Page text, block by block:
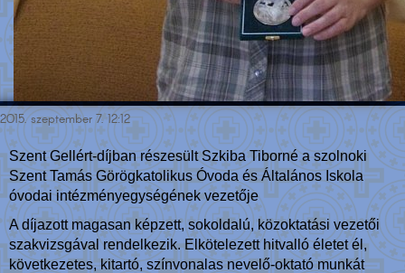
2015. szeptember 7. 12:12
Szent Gellért-díjban részesült Szkiba Tiborné a szolnoki
Szent Tamás Görögkatolikus Óvoda és Általános Iskola
óvodai intézményegységének vezetője
A díjazott magasan képzett, sokoldalú, közoktatási vezetői
szakvizsgával rendelkezik. Elkötelezett hitvalló életet él,
következetes, kitartó, színvonalas nevelő-oktató munkát